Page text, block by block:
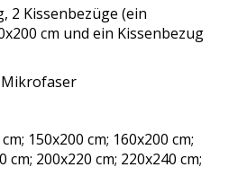
2 Kissenbezüge (ein
cm und ein Kissenbezug
Mikrofaser
150x200 cm; 160x200 cm;
cm; 200x220 cm; 220x240 cm;